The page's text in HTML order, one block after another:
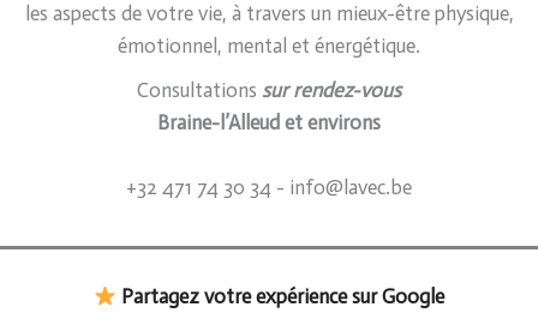
les aspects de votre vie, à travers un mieux-être physique,
émotionnel, mental et énergétique.
Consultations sur rendez-vous
Braine-l’Alleud et environs
+32 471 74 30 34 - info@lavec.be
Partagez votre expérience sur Google